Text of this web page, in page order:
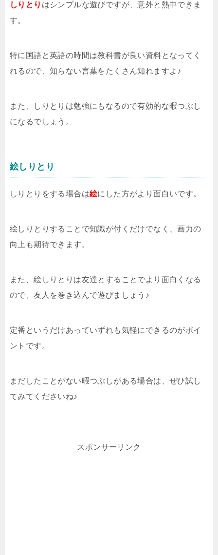
しりとり はシンプルな遊びですが、意外と熱中できま
す。
特に国語と英語の時間は教科書が良い資料となってく
れるので、知らない言葉をたくさん知れますよ♪
また、しりとりは勉強にもなるので有効的な暇つぶし
になるでしょう。
絵しりとり
しりとりをする場合は絵にした方がより面白いです。
絵しりとりすることで知識が付くだけでなく、画力の
向上も期待できます。
また、絵しりとりは友達とすることでより面白くなる
ので、友人を巻き込んで遊びましょう♪
定番というだけあっていずれも気軽にできるのがポイ
ントです。
まだしたことがない暇つぶしがある場合は、ぜひ試し
てみてくださいね♪
スポンサーリンク